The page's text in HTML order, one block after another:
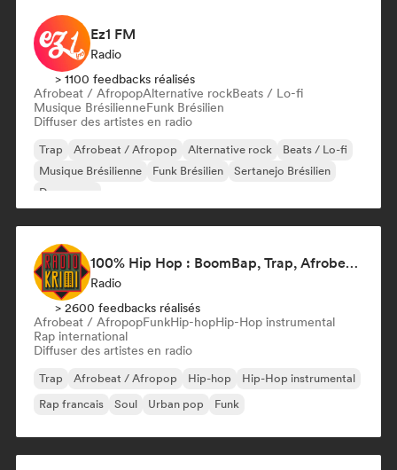
Ez1 FM
Radio
> 1100 feedbacks réalisés
Afrobeat / AfropopAlternative rockBeats / Lo-fi
Musique BrésilienneFunk Brésilien
Diffuser des artistes en radio
Trap Afrobeat / Afropop Alternative rock
Beats / Lo-fi
Musique Brésilienne
Funk Brésilien
Sertanejo Brésilien
Dance pop
100% Hip Hop : BoomBap, Trap, Afrobeats !
Radio
> 2600 feedbacks réalisés
Afrobeat / AfropopFunkHip-hopHip-Hop instrumental
Rap international
Diffuser des artistes en radio
Trap Afrobeat / Afropop Hip-hop
Hip-Hop instrumental
Rap francais
Soul Urban pop Funk